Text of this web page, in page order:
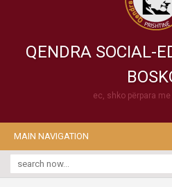
QENDRA SOCIAL-
ec, shko përpara
MAIN NAVIGATION